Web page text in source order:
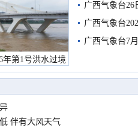
年第1号洪水过境
证汛况
有较强降雨
广西气象台26
广西气象台
预警
广西气象台7
伴有大风天气